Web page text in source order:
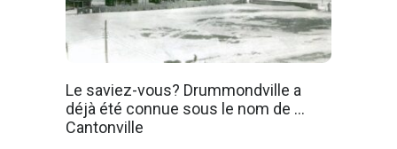
Le saviez-vous? Drummondville a
déjà été connue sous le nom de …
Cantonville